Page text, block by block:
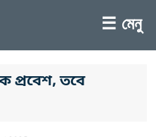
☰ মেনু
প্রবেশ, তবে